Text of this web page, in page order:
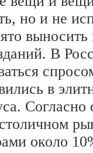
но и не
В
в
Согласно
около